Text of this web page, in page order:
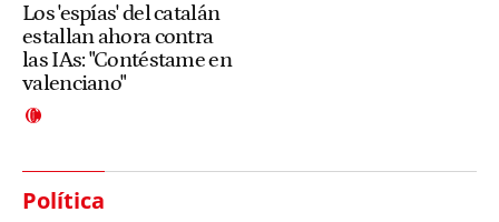
Los 'espías' del catalán
estallan ahora contra
las IAs: "Contéstame en
valenciano"
Política